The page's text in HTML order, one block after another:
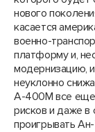
нового
касается
военно-
платформу и,
модернизацию,
неуклонно
А-400М все еще
рисков и даже в
проигрывать